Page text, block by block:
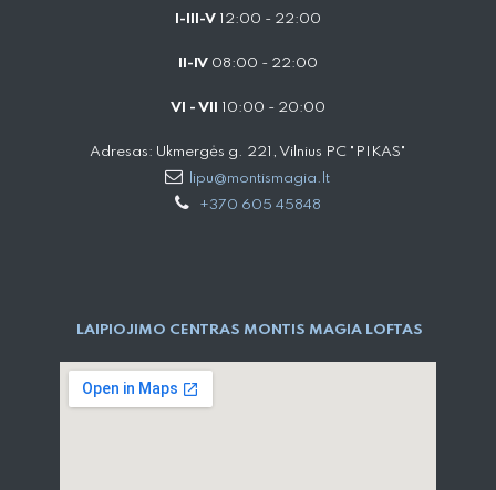
I-III-V 12:00 - 22:00
II-IV 08:00 - 22:00
VI - VII 10:00 - 20:00
Adresas: Ukmergės g. 221, Vilnius PC "PIKAS"
lipu@montismagia.lt
+370 605 45848
LAIPIOJIMO CENTRAS MONTIS MAGIA LOFTAS